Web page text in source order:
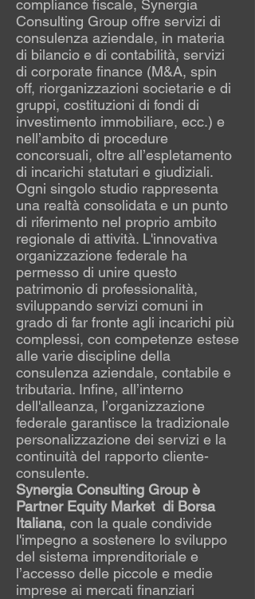
compliance fiscale, Synergia
Consulting Group offre servizi di
consulenza aziendale, in materia
di bilancio e di contabilità, servizi
di corporate finance (M&A, spin
off, riorganizzazioni societarie e di
gruppi, costituzioni di fondi di
investimento immobiliare, ecc.) e
nell’ambito di procedure
concorsuali, oltre all’espletamento
di incarichi statutari e giudiziali.
Ogni singolo studio rappresenta
una realtà consolidata e un punto
di riferimento nel proprio ambito
regionale di attività. L'innovativa
organizzazione federale ha
permesso di unire questo
patrimonio di professionalità,
sviluppando servizi comuni in
grado di far fronte agli incarichi più
complessi, con competenze estese
alle varie discipline della
consulenza aziendale, contabile e
tributaria. Infine, all’interno
dell'alleanza, l’organizzazione
federale garantisce la tradizionale
personalizzazione dei servizi e la
continuità del rapporto cliente-
consulente.
Synergia Consulting Group è
Partner Equity Market di Borsa
Italiana, con la quale condivide
l'impegno a sostenere lo sviluppo
del sistema imprenditoriale e
l’accesso delle piccole e medie
imprese ai mercati finanziari